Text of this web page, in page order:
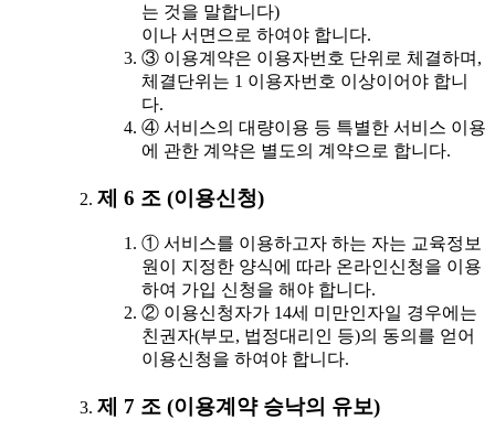
는 것을 말합니다)
이나 서면으로 하여야 합니다.
③ 이용계약은 이용자번호 단위로 체결하며,
체결단위는 1 이용자번호 이상이어야 합니
다.
④ 서비스의 대량이용 등 특별한 서비스 이용
에 관한 계약은 별도의 계약으로 합니다.
제 6 조 (이용신청)
① 서비스를 이용하고자 하는 자는 교육정보
원이 지정한 양식에 따라 온라인신청을 이용
하여 가입 신청을 해야 합니다.
② 이용신청자가 14세 미만인자일 경우에는
친권자(부모, 법정대리인 등)의 동의를 얻어
이용신청을 하여야 합니다.
제 7 조 (이용계약 승낙의 유보)